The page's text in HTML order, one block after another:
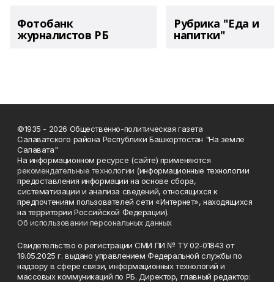
Фотобанк
журналистов РБ
Рубрика "Еда и
напитки"
©1935 - 2026 Общественно-политическая газета
Салаватского района Республики Башкортостан "На земле
Салавата"
На информационном ресурсе (сайте) применяются
рекомендательные технологии (информационные технологии
предоставления информации на основе сбора,
систематизации и анализа сведений, относящихся к
предпочтениям пользователей сети «Интернет», находящихся
на территории Российской Федерации).
Об использовании персональных данных
Свидетельство о регистрации СМИ ПИ № ТУ 02-01843 от
19.05.2025 г. выдано управлением Федеральной службы по
надзору в сфере связи, информационных технологий и
массовых коммуникаций по РБ. Директор, главный редактор: